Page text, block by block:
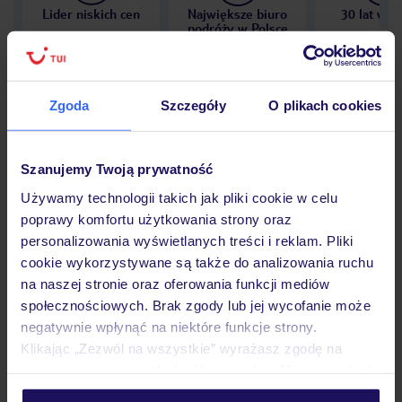
Zgoda Szczegóły O plikach cookies
Szanujemy Twoją prywatność
Używamy technologii takich jak pliki cookie w celu
poprawy komfortu użytkowania strony oraz
personalizowania wyświetlanych treści i reklam. Pliki
cookie wykorzystywane są także do analizowania ruchu
na naszej stronie oraz oferowania funkcji mediów
społecznościowych. Brak zgody lub jej wycofanie może
negatywnie wpłynąć na niektóre funkcje strony.
Klikając „Zezwól na wszystkie” wyrażasz zgodę na
personalizować swój wybór wchodząc w zakładkę
Lider niskich cen
Największe biuro
podróży w Polsce
30 lat w
Opinie
Pokoje
Wyżywienie